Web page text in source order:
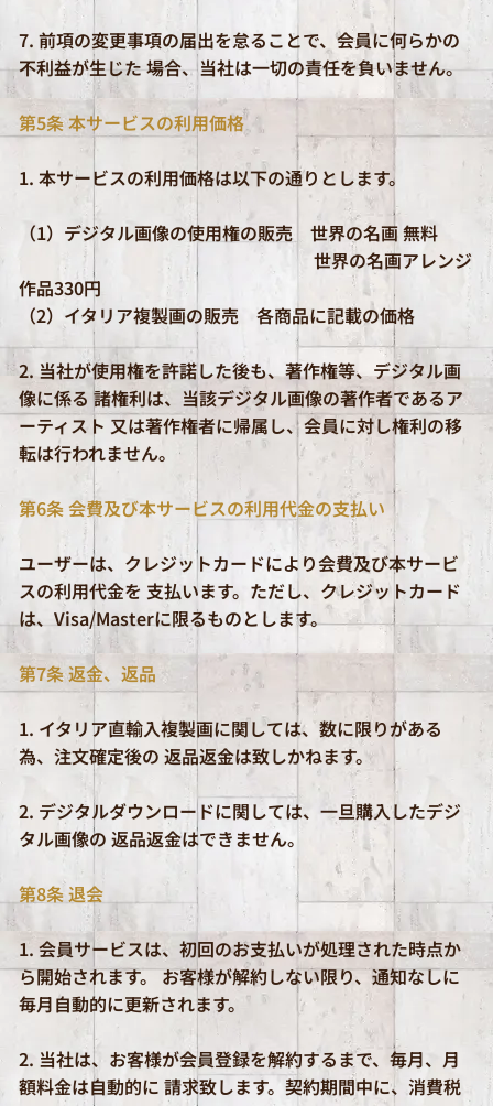
7. 前項の変更事項の届出を怠ることで、会員に何らかの
不利益が生じた 場合、当社は一切の責任を負いません。
第5条 本サービスの利用価格
1. 本サービスの利用価格は以下の通りとします。
（1）デジタル画像の使用権の販売 世界の名画 無料
世界の名画アレンジ
作品330円
（2）イタリア複製画の販売 各商品に記載の価格
2. 当社が使用権を許諾した後も、著作権等、デジタル画
像に係る 諸権利は、当該デジタル画像の著作者であるア
ーティスト 又は著作権者に帰属し、会員に対し権利の移
転は行われません。
第6条 会費及び本サービスの利用代金の支払い
ユーザーは、クレジットカードにより会費及び本サービ
スの利用代金を 支払います。ただし、クレジットカード
は、Visa/Masterに限るものとします。
第7条 返金、返品
1. イタリア直輸入複製画に関しては、数に限りがある
為、注文確定後の 返品返金は致しかねます。
2. デジタルダウンロードに関しては、一旦購入したデジ
タル画像の 返品返金はできません。
第8条 退会
1. 会員サービスは、初回のお支払いが処理された時点か
ら開始されます。 お客様が解約しない限り、通知なしに
毎月自動的に更新されます。
2. 当社は、お客様が会員登録を解約するまで、毎月、月
額料金は自動的に 請求致します。契約期間中に、消費税